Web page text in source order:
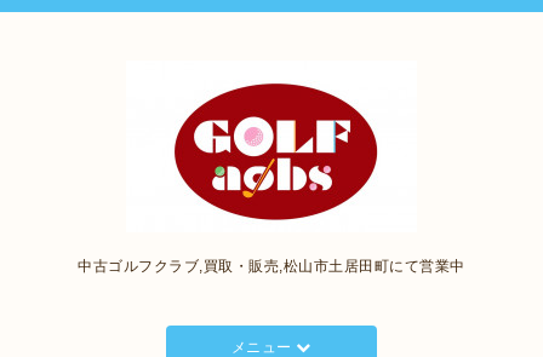
中古ゴルフクラブ,買取・販売,松山市土居田町にて営業中
メニュー